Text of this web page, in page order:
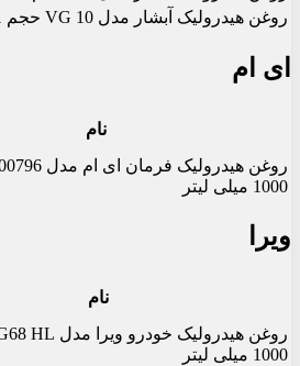
روغن هیدرولیک آبشار مدل VG 10 حجم 1 لیتر
ای ام
نام
1000 میلی لیتر
ویرا
نام
1000 میلی‌ لیتر